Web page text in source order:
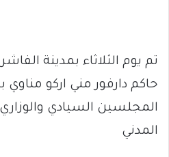
تم يوم الثلاثاء بمدينة
حاكم دارفور مني اركو
المجلسين السيادي
المدني